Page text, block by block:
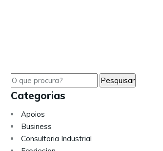
Categorias
Apoios
Business
Consultoria Industrial